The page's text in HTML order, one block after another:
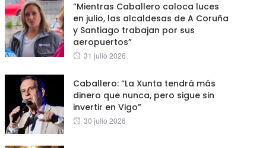
“Mientras Caballero coloca luces
en julio, las alcaldesas de A Coruña
y Santiago trabajan por sus
aeropuertos”
Posted
31 julio 2026
Caballero: “La Xunta tendrá más
dinero que nunca, pero sigue sin
invertir en Vigo”
Posted
30 julio 2026